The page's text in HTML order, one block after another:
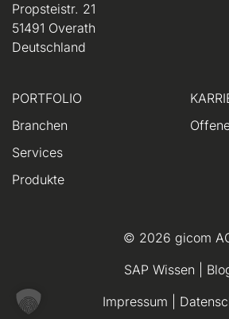
Propsteistr. 21
51491 Overath
Deutschland
PORTFOLIO
Branchen
Services
Produkte
© 2026 gicom
SAP Wissen
Impressum